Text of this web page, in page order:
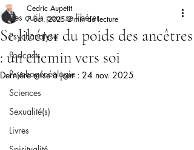
Des outils pour se libérer
Psychanalyse
Podcasts
Psychogénéalogie
Sciences
Sexualité(s)
Livres
Se libérer du poids des ancêtres
: un chemin vers soi
Cedric Aupetit
7 oct. 2025 2 min de lecture
Dernière mise à jour : 24 nov. 2025